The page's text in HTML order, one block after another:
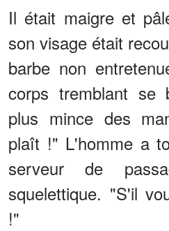
Il était maigre et
son visage était
barbe non
corps tremblant se
plus mince des
plaît !" L'homme a
serveur de
squelettique. "S'il
!"